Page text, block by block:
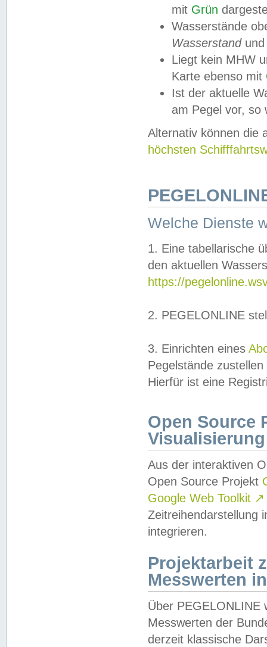
mit Grün
Wasserstände
Wasserstandund
Liegt kein MHW
Karte ebenso mit
Ist der aktuelle
am Pegel vor,
Alternativ können die
höchsten
Welche Dienste
1. Eine tabellarische
den aktuellen
https://
2. PEGELONLINE
3. Einrichten eines
Pegelstände
Hierfür ist eine
Open Source
Visualisierung
Aus der interaktiven
Open Source Projekt
Google Web Toolkit ↗
Zeitreihendarstellung
integrieren.
Projektarbeit
Messwerten
Über PEGELONLINE
Messwerten der
derzeit klassische